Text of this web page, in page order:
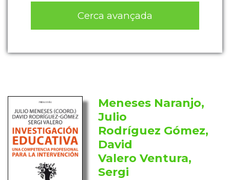
Cerca avançada
Meneses Naranjo,
Julio
Rodríguez Gómez,
David
Valero Ventura,
Sergi